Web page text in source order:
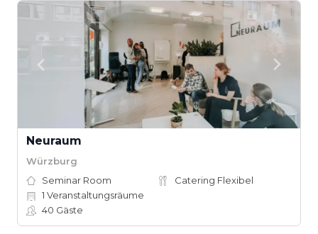
Neuraum
Würzburg
Seminar Room
Catering Flexibel
1 Veranstaltungsräume
40 Gäste